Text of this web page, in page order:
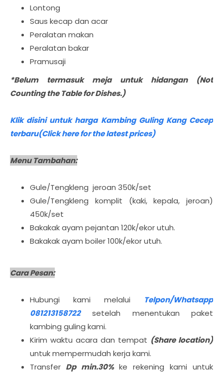
Lontong
Saus kecap dan acar
Peralatan makan
Peralatan bakar
Pramusaji
*Belum termasuk meja untuk hidangan (Not
Counting the Table for Dishes.)
Klik disini untuk harga Kambing Guling Kang Cecep
terbaru(Click here for the latest prices)
Menu Tambahan:
Gule/Tengkleng jeroan 350k/set
Gule/Tengkleng komplit (kaki, kepala, jeroan)
450k/set
Bakakak ayam pejantan 120k/ekor utuh.
Bakakak ayam boiler 100k/ekor utuh.
Cara Pesan:
Hubungi kami melalui Telpon/Whatsapp
081213158722setelah menentukan paket
kambing guling kami.
Kirim waktu acara dan tempat (Share location)
untuk mempermudah kerja kami.
Transfer Dp min.30% ke rekening kami untuk